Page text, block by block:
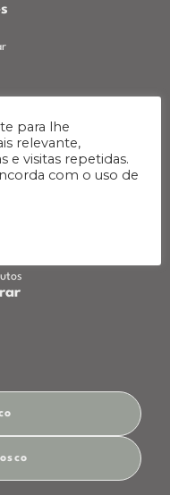
Avaria
de Uso
para lhe
relevante,
e visitas repetidas.
com o uso de